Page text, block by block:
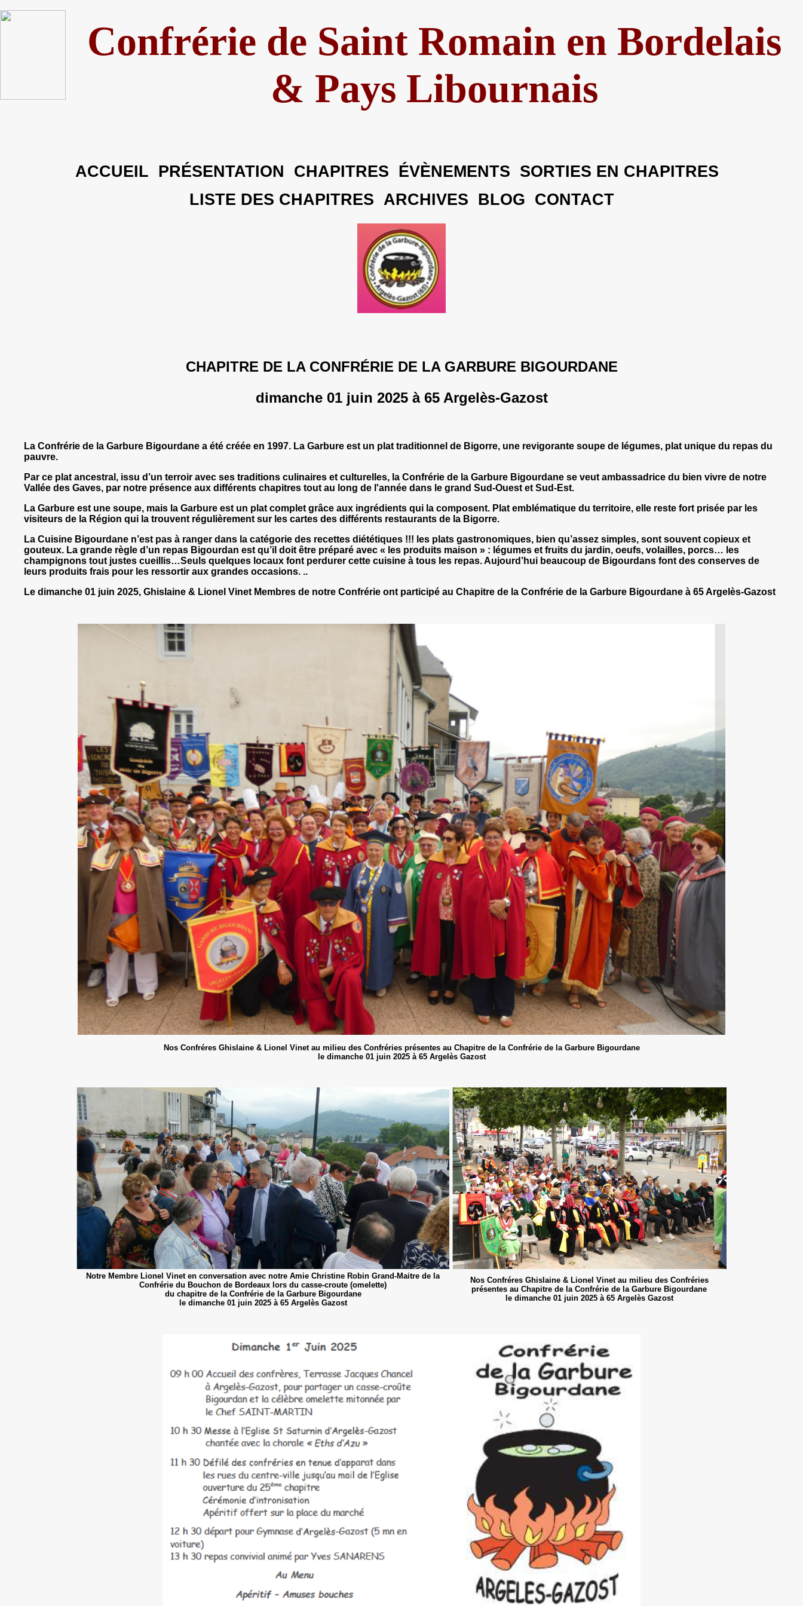
Confrérie de Saint Romain en Bordelais
& Pays Libournais
ACCUEIL PRÉSENTATION CHAPITRES ÉVÈNEMENTS SORTIES EN CHAPITRES
LISTE DES CHAPITRES ARCHIVES BLOG CONTACT
CHAPITRE DE LA CONFRÉRIE DE LA GARBURE BIGOURDANE
dimanche 01 juin 2025 à 65 Argelès-Gazost
La Confrérie de la Garbure Bigourdane a été créée en 1997. La Garbure est un plat traditionnel de Bigorre, une revigorante soupe de légumes, plat unique du repas du
pauvre.
Par ce plat ancestral, issu d’un terroir avec ses traditions culinaires et culturelles, la Confrérie de la Garbure Bigourdane se veut ambassadrice du bien vivre de notre
Vallée des Gaves, par notre présence aux différents chapitres tout au long de l'année dans le grand Sud-Ouest et Sud-Est.
La Garbure est une soupe, mais la Garbure est un plat complet grâce aux ingrédients qui la composent. Plat emblématique du territoire, elle reste fort prisée par les
visiteurs de la Région qui la trouvent régulièrement sur les cartes des différents restaurants de la Bigorre.
La Cuisine Bigourdane n’est pas à ranger dans la catégorie des recettes diététiques !!! les plats gastronomiques, bien qu’assez simples, sont souvent copieux et
gouteux. La grande règle d’un repas Bigourdan est qu’il doit être préparé avec « les produits maison » : légumes et fruits du jardin, oeufs, volailles, porcs… les
champignons tout justes cueillis…Seuls quelques locaux font perdurer cette cuisine à tous les repas. Aujourd’hui beaucoup de Bigourdans font des conserves de
leurs produits frais pour les ressortir aux grandes occasions. ..
Le dimanche 01 juin 2025, Ghislaine & Lionel Vinet Membres de notre Confrérie ont participé au Chapitre de la Confrérie de la Garbure Bigourdane à 65 Argelès-Gazost
Nos Confréres Ghislaine & Lionel Vinet au milieu des Confréries présentes au Chapitre de la Confrérie de la Garbure Bigourdane
le dimanche 01 juin 2025 à 65 Argelès Gazost
Notre Membre Lionel Vinet en conversation avec notre Amie Christine Robin Grand-Maitre de la
Confrérie du Bouchon de Bordeaux lors du casse-croute (omelette)
du chapitre de la Confrérie de la Garbure Bigourdane
le dimanche 01 juin 2025 à 65 Argelès Gazost
Nos Confréres Ghislaine & Lionel Vinet au milieu des Confréries
présentes au Chapitre de la Confrérie de la Garbure Bigourdane
le dimanche 01 juin 2025 à 65 Argelès Gazost